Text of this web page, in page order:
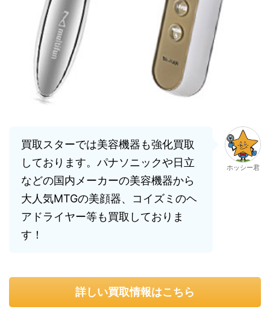
買取スターでは美容機器も強化買取
しております。パナソニックや日立
などの国内メーカーの美容機器から
大人気MTGの美顔器、コイズミのヘ
アドライヤー等も買取しておりま
す！
ホッシー君
詳しい買取情報はこちら